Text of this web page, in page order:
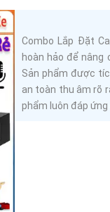
Combo Lắp Đặt
hoàn hảo để nâng
Sản phẩm được
an toàn thu âm rõ
phẩm luôn đáp